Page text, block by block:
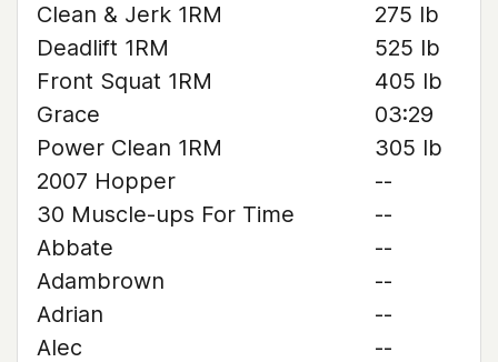
Clean & Jerk 1RM
275 lb
Deadlift 1RM
525 lb
Front Squat 1RM
405 lb
Grace
03:29
Power Clean 1RM
305 lb
2007 Hopper
--
30 Muscle-ups For Time
--
Abbate
--
Adambrown
--
Adrian
--
Alec
--